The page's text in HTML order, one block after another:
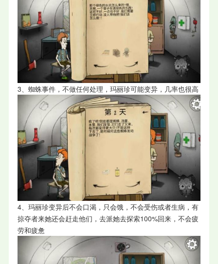
3、蜘蛛事件，不做任何处理，玛丽珍可能变异，几率也很高
4、玛丽珍变异后不会口渴，只会饿，不会受伤或者生病，有
掠夺者来她还会赶走他们，去派她去探索100%回来，不会疲
劳和疲惫